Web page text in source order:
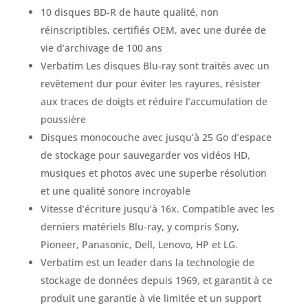
10 disques BD-R de haute qualité, non
réinscriptibles, certifiés OEM, avec une durée de
vie d’archivage de 100 ans
Verbatim Les disques Blu-ray sont traités avec un
revêtement dur pour éviter les rayures, résister
aux traces de doigts et réduire l’accumulation de
poussière
Disques monocouche avec jusqu’à 25 Go d’espace
de stockage pour sauvegarder vos vidéos HD,
musiques et photos avec une superbe résolution
et une qualité sonore incroyable
Vitesse d’écriture jusqu’à 16x. Compatible avec les
derniers matériels Blu-ray, y compris Sony,
Pioneer, Panasonic, Dell, Lenovo, HP et LG.
Verbatim est un leader dans la technologie de
stockage de données depuis 1969, et garantit à ce
produit une garantie à vie limitée et un support